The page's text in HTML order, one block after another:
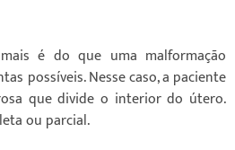
é do que uma malformação
possíveis. Nesse caso, a paciente
que divide o interior do útero.
ou parcial.